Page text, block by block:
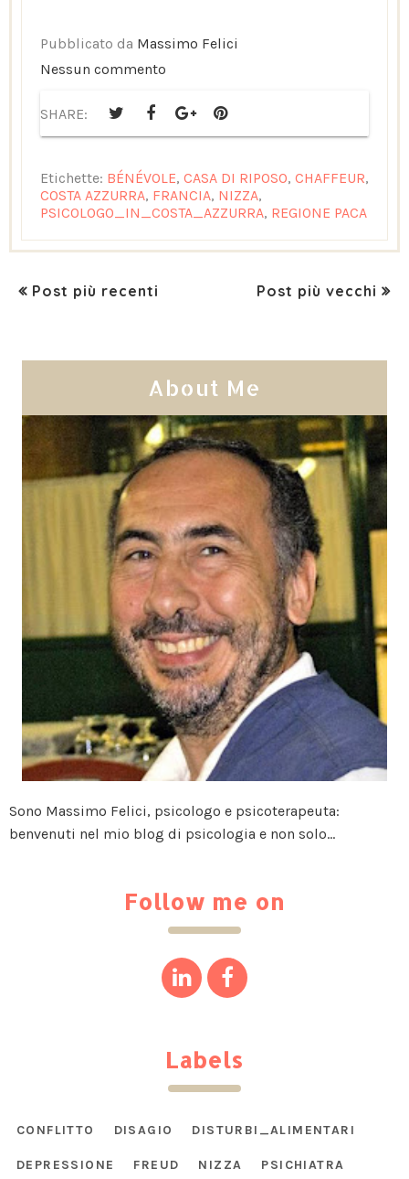
Pubblicato da Massimo Felici
Nessun commento
SHARE:
Etichette: BÉNÉVOLE, CASA DI RIPOSO, CHAFFEUR,
COSTA AZZURRA, FRANCIA, NIZZA,
PSICOLOGO_IN_COSTA_AZZURRA, REGIONE PACA
Post più recenti Post più vecchi
About Me
Sono Massimo Felici, psicologo e psicoterapeuta:
benvenuti nel mio blog di psicologia e non solo...
Follow me on
Labels
CONFLITTO DISAGIO DISTURBI_ALIMENTARI
DEPRESSIONE FREUD NIZZA PSICHIATRA